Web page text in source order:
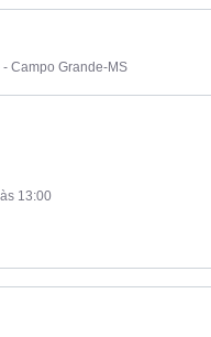
- Campo Grande-MS
13:00